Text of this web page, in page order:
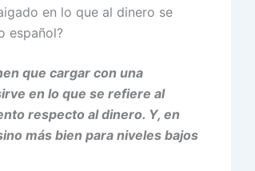
en lo que al dinero se
español?
que cargar con una
en lo que se refiere al
respecto al dinero. Y, en
más bien para niveles bajos